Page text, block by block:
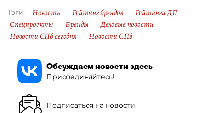
Тэги: Новость Рейтинг брендов
Рейтинги ДП
Спецпроекты
Бренды
Деловые новости
Новости СПб сегодня
Новости СПб
Обсуждаем новости здесь
Присоединяйтесь!
Подписаться на новости